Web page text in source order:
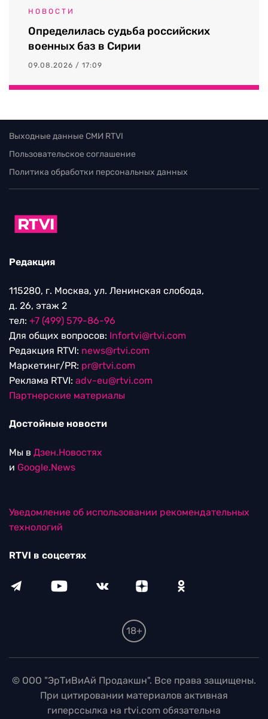
НОВОСТИ
Определилась судьба российских
военных баз в Сирии
09.08.2026 / 17:09
Выходные данные СМИ RTVI
Пользовательское соглашение
Политика обработки персональных данных
Редакция
115280, г. Москва, ул. Ленинская слобода,
д. 26, этаж 2
тел: +7 (499) 579-86-96
Для общих вопросов: Infortvi@rtvi.com
Редакция RTVI: news@rtvi.com
Маркетинг/PR: pr@rtvi.com
Реклама RTVI: adv-eu@rtvi.com
Партнерские материалы
Достойные новости
Мы в Дзен.Новостях
и Google.News
Уведомление об использовании рекомендательных
технологий
RTVI в соцсетях
18+
© ООО "ЭрТиВиАй Продакшн". Все права защищены.
При цитировании материалов активная
гиперссылка на rtvi.com обязательна